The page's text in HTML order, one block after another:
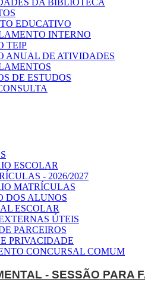
DA BIBLIOTECA
EDUCATIVO
INTERNO
TEIP
ANUAL DE ATIVIDADES
DE ESTUDOS
ESCOLAR
- 2026/2027
MATRÍCULAS
DOS ALUNOS
ESCOLAR
ÚTEIS
PARCEIROS
PRIVACIDADE
CONCURSAL COMUM
- SESSÃO PARA